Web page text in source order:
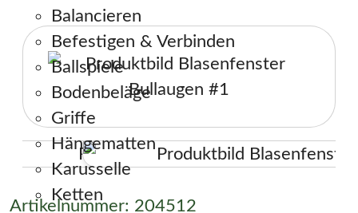
Balancieren
Befestigen & Verbinden
Ballspiele
Bodenbeläge
Griffe
Hängematten
Karusselle
Ketten
Artikelnummer: 204512